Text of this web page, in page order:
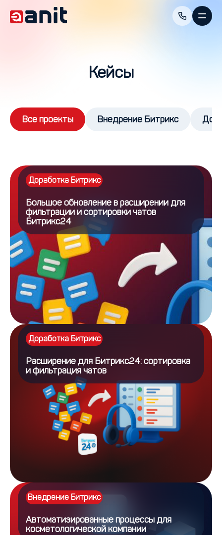
Кейсы
Все проекты Внедрение Битрикс
Доработка Битрикс
Большое обновление в расширении для
фильтрации и сортировки чатов
Битрикс24
Доработка Битрикс
Расширение для Битрикс24: сортировка
и фильтрация чатов
Внедрение Битрикс
Автоматизированные процессы для
косметологической компании